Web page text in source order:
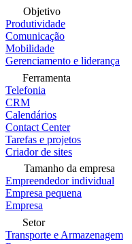
Objetivo
Produtividade
Comunicação
Mobilidade
Gerenciamento e liderança
Ferramenta
Telefonia
CRM
Calendários
Contact Center
Tarefas e projetos
Criador de sites
Tamanho da empresa
Empreendedor individual
Empresa pequena
Empresa
Setor
Transporte e Armazenagem